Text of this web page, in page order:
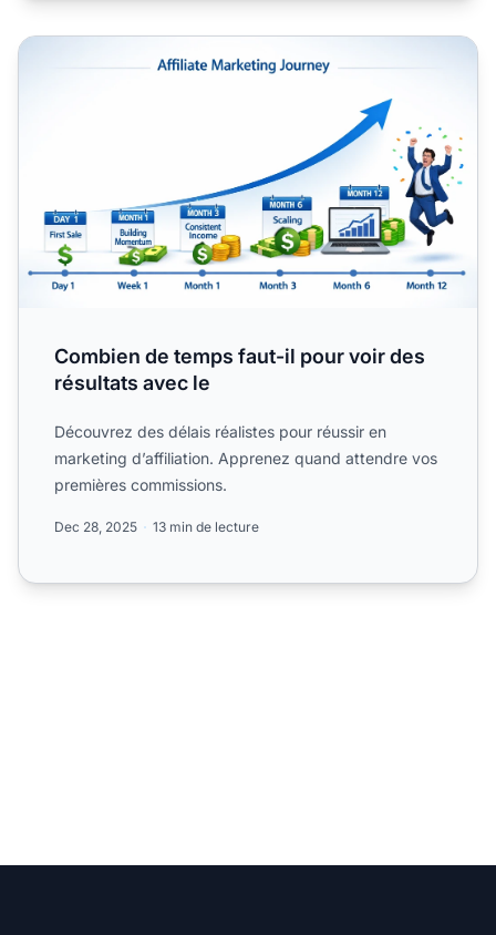
Combien de temps faut-il pour voir des résultats avec le
Combien de temps faut-il pour voir des
résultats avec le
Découvrez des délais réalistes pour réussir en
marketing d’affiliation. Apprenez quand attendre vos
premières commissions.
Dec 28, 2025 13 min de lecture